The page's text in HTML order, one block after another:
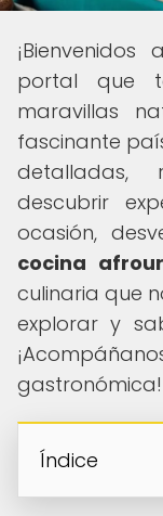
¡Bienvenidos
portal que
maravillas
fascinante
detalladas,
descubrir
ocasión,
cocina
culinaria que
explorar y
gastronómica!
Índice